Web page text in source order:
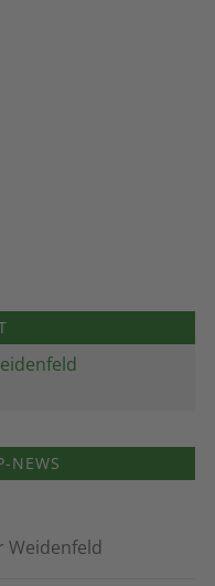
NEWS
Weidenfeld